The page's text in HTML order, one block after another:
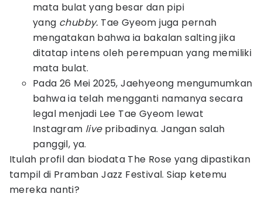
mata bulat yang besar dan pipi
yang chubby. Tae Gyeom juga pernah
mengatakan bahwa ia bakalan salting jika
ditatap intens oleh perempuan yang memiliki
mata bulat.
Pada 26 Mei 2025, Jaehyeong mengumumkan
bahwa ia telah mengganti namanya secara
legal menjadi Lee Tae Gyeom lewat
Instagram livepribadinya. Jangan salah
panggil, ya.
Itulah profil dan biodata The Rose yang dipastikan
tampil di Pramban Jazz Festival. Siap ketemu
mereka nanti?